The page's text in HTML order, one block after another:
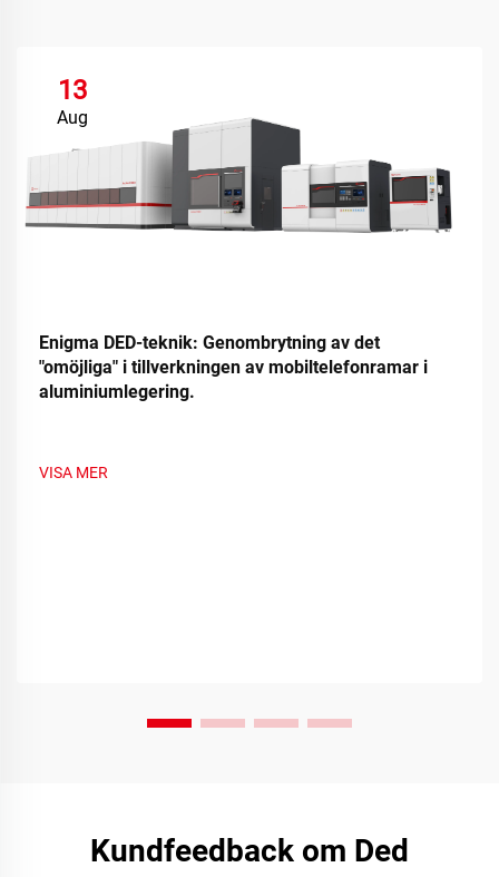
13
Aug
Enigma DED-teknik: Genombrytning av det
"omöjliga" i tillverkningen av mobiltelefonramar i
aluminiumlegering.
VISA MER
Kundfeedback om Ded